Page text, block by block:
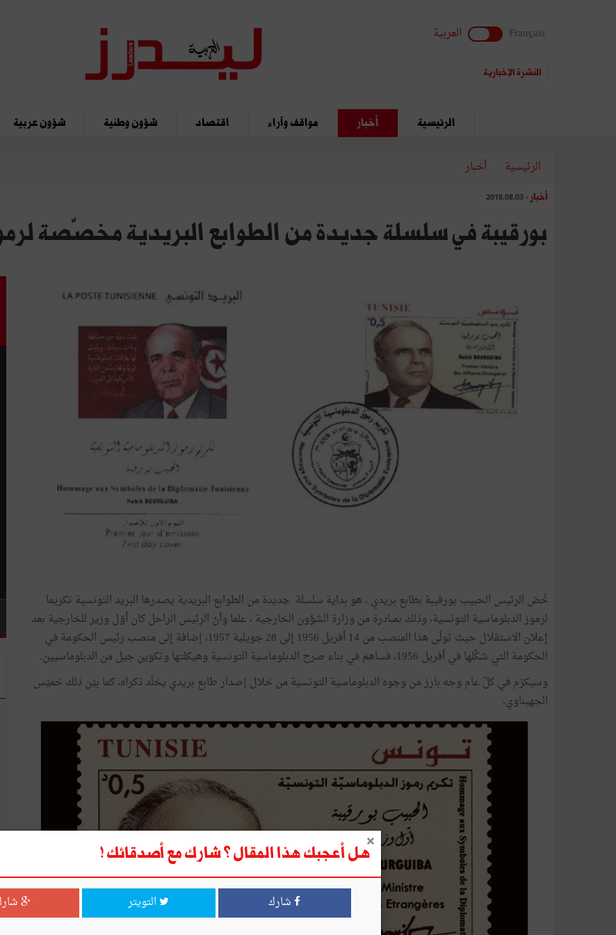
Français العربية
النشرة الإخبارية
الرئيسية أخبار مواقف وآراء اقتصاد شؤون وطنية شؤون عربية
الرئيسية أخبار
أخبار - 2018.08.03
بورقيبة في سلسلة جديدة من الطوابع البريدية مخصّصة
خُصّ الرئيس الحبيب بورقيبة بطابع بريدي ، هو بداية سلسلة جديدة من الطوابع البريدية يصدرها البريد التونسية تكريما
لرموز الدبلوماسية التونسية، وذلك بمبادرة من وزارة الشؤون الخارجية ، علما وأنّ الرئيس الراحل كان أوّل وزير للخارجية بعد
إعلان الاستقلال حيث تولّى هذا المنصب من 14 أفريل 1956 إلى 28 جويلية 1957، إضافة إلى منصب رئيس الحكومة في
الحكومة التي شكَّلها في أفريل 1956، فساهم في بناء صرح الدبلوماسية التونسية وهيكلتها وتكوين جيل من الدبلوماسيين.
وسيكرّم في كلّ عام وجه بارز من وجوه الدبلوماسية التونسية من خلال إصدار طابع بريدي يخلّد ذكراه، كما بيّن ذلك خميّس
الجهيناوي.
هل أعجبك هذا المقال ؟ شارك مع أصدقائك !
شارك التويتر